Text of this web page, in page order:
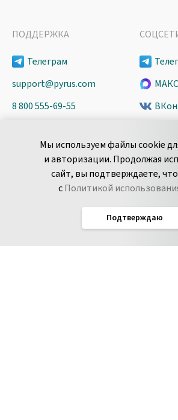
Мы используем файлы cookie
и авторизации. Продолжая
сайт, вы подтверждаете,
сПолитикой
Подтверждаю
ПОДДЕРЖКА
Телеграм
support@pyrus.com
8 800 555-69-55
пн-пт с 9 до 18 часов (Мск)
Сообщить об
уязвимости
МАКС
Spark
Дзен